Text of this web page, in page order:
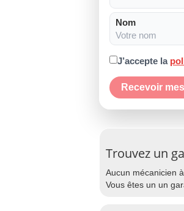
Nom
J’accepte la
Recevoir
Trouvez un
Aucun mécanicien
Vous êtes un un